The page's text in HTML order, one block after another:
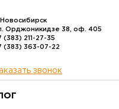
Новосибирск
Орджоникидзе 38, оф. 405
(383) 211-27-35
(383) 363-07-22
Заказать звонок